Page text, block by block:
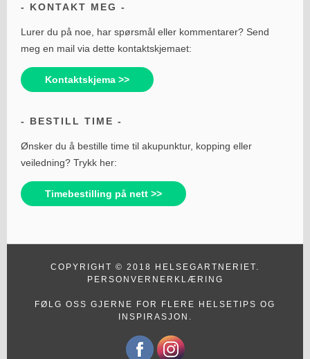
KONTAKT MEG
Lurer du på noe, har spørsmål eller kommentarer? Send
meg en mail via dette kontaktskjemaet:
Kontaktskjema >>
BESTILL TIME
Ønsker du å bestille time til akupunktur, kopping eller
veiledning? Trykk her:
Timebestilling på nett >>
COPYRIGHT © 2018 HELSEGARTNERIET.
PERSONVERNERKLÆRING
FØLG OSS GJERNE FOR FLERE HELSETIPS OG
INSPIRASJON.